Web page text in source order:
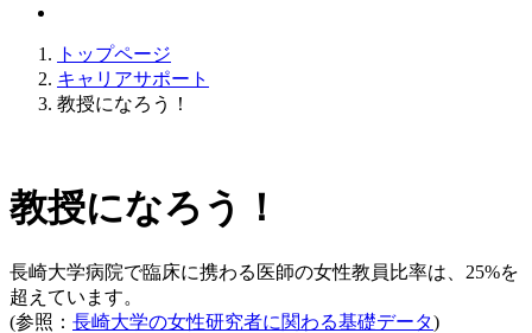
トップページ
キャリアサポート
教授になろう！
教授になろう！
長崎大学病院で臨床に携わる医師の女性教員比率は、25%を
超えています。
(参照： 長崎大学の女性研究者に関わる基礎データ)